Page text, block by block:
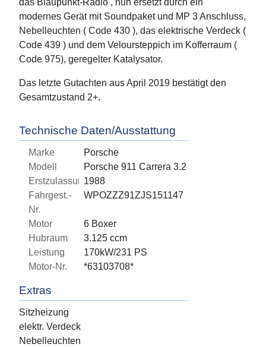
das Blaupunkt-Radio , nun ersetzt durch ein
modernes Gerät mit Soundpaket und MP 3 Anschluss,
Nebelleuchten ( Code 430 ), das elektrische Verdeck (
Code 439 ) und dem Veloursteppich im Kofferraum (
Code 975), geregelter Katalysator.
Das letzte Gutachten aus April 2019 bestätigt den
Gesamtzustand 2+.
Technische Daten/Ausstattung
Marke
Porsche
Modell
Porsche 911 Carrera 3.2
Erstzulassung1988
Fahrgest.-
Nr.
WPOZZZ91ZJS151147
Motor
6 Boxer
Hubraum
3.125 ccm
Leistung
170kW/231 PS
Motor-Nr.
*63103708*
Extras
Sitzheizung
elektr. Verdeck
Nebelleuchten